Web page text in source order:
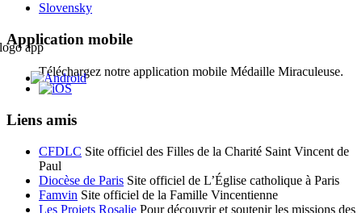
Slovensky
Application mobile
Téléchargez notre application mobile Médaille Miraculeuse.
Liens amis
CFDLC Site officiel des Filles de la Charité Saint Vincent de
Paul
Diocèse de Paris Site officiel de L’Église catholique à Paris
Famvin Site officiel de la Famille Vincentienne
Les Projets Rosalie Pour découvrir et soutenir les missions des